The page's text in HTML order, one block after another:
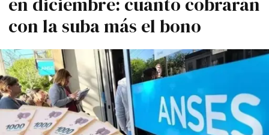
con la suba más el bono